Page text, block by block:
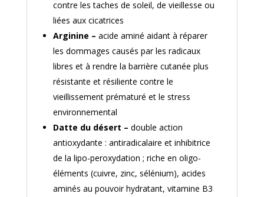
contre les taches de soleil, de vieillesse ou
liées aux cicatrices
Arginine – acide aminé aidant à réparer
les dommages causés par les radicaux
libres et à rendre la barrière cutanée plus
résistante et résiliente contre le
vieillissement prématuré et le stress
environnemental
Datte du désert – double action
antioxydante : antiradicalaire et inhibitrice
de la lipo-peroxydation ; riche en oligo-
éléments (cuivre, zinc, sélénium), acides
aminés au pouvoir hydratant, vitamine B3